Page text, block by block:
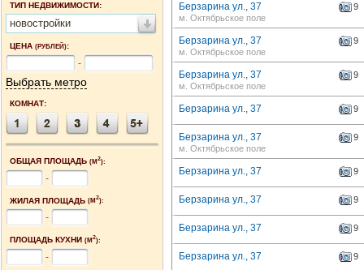
ТИП НЕДВИЖИМОСТИ:
новостройки
ЦЕНА (РУБЛЕЙ):
-
Выбрать метро
КОМНАТ:
ОБЩАЯ ПЛОЩАДЬ (М2):
-
ЖИЛАЯ ПЛОЩАДЬ (М2):
-
ПЛОЩАДЬ КУХНИ (М2):
-
Берзарина ул., 37
9
м. Октябрьское поле
Берзарина ул., 37
9
м. Октябрьское поле
Берзарина ул., 37
9
м. Октябрьское поле
Берзарина ул., 37 9
Берзарина ул., 37
9
м. Октябрьское поле
Берзарина ул., 37 9
Берзарина ул., 37 9
Берзарина ул., 37 9
Берзарина ул., 37 9